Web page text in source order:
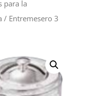
para la
/ Entremesero 3